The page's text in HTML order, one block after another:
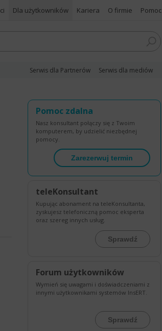
Dla użytkowników Kariera O firmie Pomoc
Serwis dla Partnerów Serwis dla mediów
Pomoc zdalna
Nasz konsultant połączy się z Twoim
komputerem, by udzielić niezbędnej
pomocy.
Zarezerwuj termin
teleKonsultant
Kupując abonament na teleKonsultanta,
zyskujesz telefoniczną pomoc eksperta
oraz szereg innych usług.
Sprawdź
Forum użytkowników
Wymień się uwagami i doświadczeniami z
innymi użytkownikami systemów InsERT.
Sprawdź